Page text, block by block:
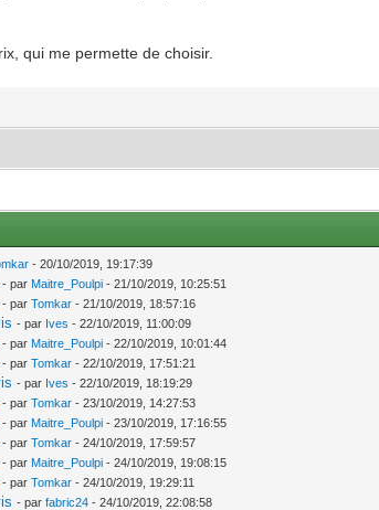
qui me permette de choisir.
- 20/10/2019, 19:17:39
- par Maitre_Poulpi - 21/10/2019, 10:25:51
- parTomkar - 21/10/2019, 18:57:16
- par Ives - 22/10/2019, 11:00:09
- par Maitre_Poulpi - 22/10/2019, 10:01:44
- parTomkar - 22/10/2019, 17:51:21
- par Ives - 22/10/2019, 18:19:29
- parTomkar - 23/10/2019, 14:27:53
- par Maitre_Poulpi - 23/10/2019, 17:16:55
- parTomkar - 24/10/2019, 17:59:57
- par Maitre_Poulpi - 24/10/2019, 19:08:15
- parTomkar - 24/10/2019, 19:29:11
- parfabric24 - 24/10/2019, 22:08:58